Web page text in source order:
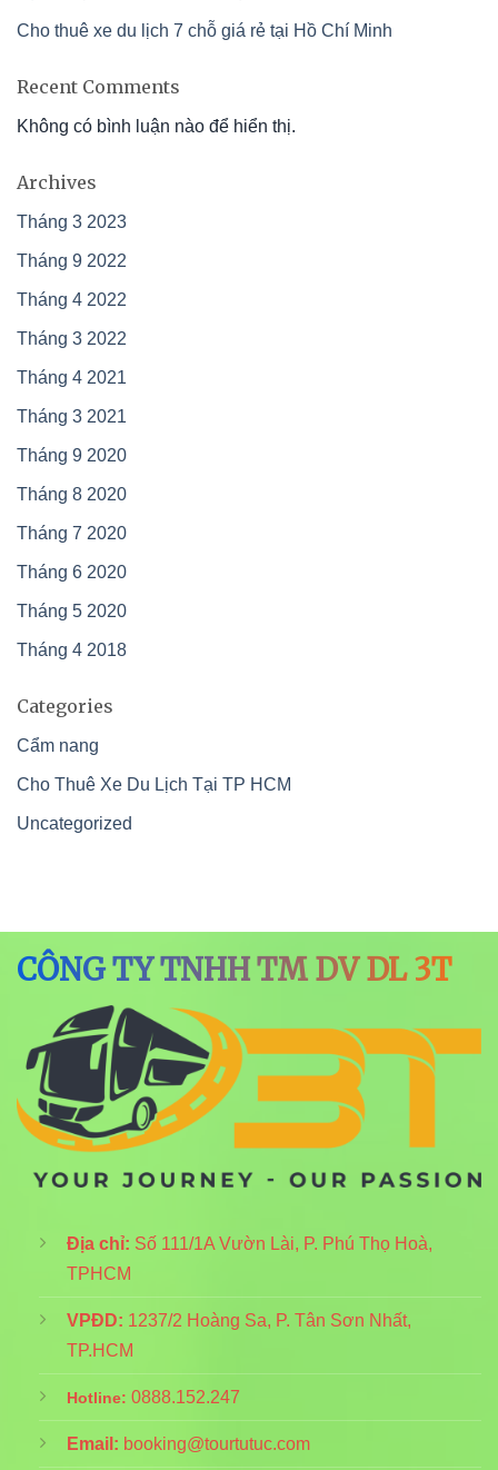
Cho thuê xe du lịch 7 chỗ giá rẻ tại Hồ Chí Minh
Recent Comments
Không có bình luận nào để hiển thị.
Archives
Tháng 3 2023
Tháng 9 2022
Tháng 4 2022
Tháng 3 2022
Tháng 4 2021
Tháng 3 2021
Tháng 9 2020
Tháng 8 2020
Tháng 7 2020
Tháng 6 2020
Tháng 5 2020
Tháng 4 2018
Categories
Cẩm nang
Cho Thuê Xe Du Lịch Tại TP HCM
Uncategorized
CÔNG TY TNHH TM DV DL 3T
Địa chỉ: Số 111/1A Vườn Lài, P. Phú Thọ Hoà,
TPHCM
VPĐD: 1237/2 Hoàng Sa, P. Tân Sơn Nhất,
TP.HCM
Hotline: 0888.152.247
Email: booking@tourtutuc.com